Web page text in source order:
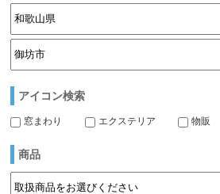
アイコン検索
窓まわり エクステリア 物販
商品